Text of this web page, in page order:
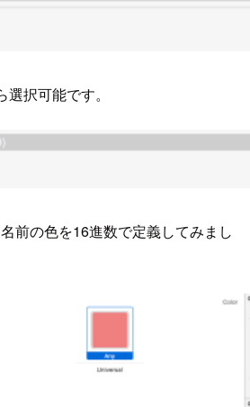
択可能です。
前の色を16進数で定義してみまし